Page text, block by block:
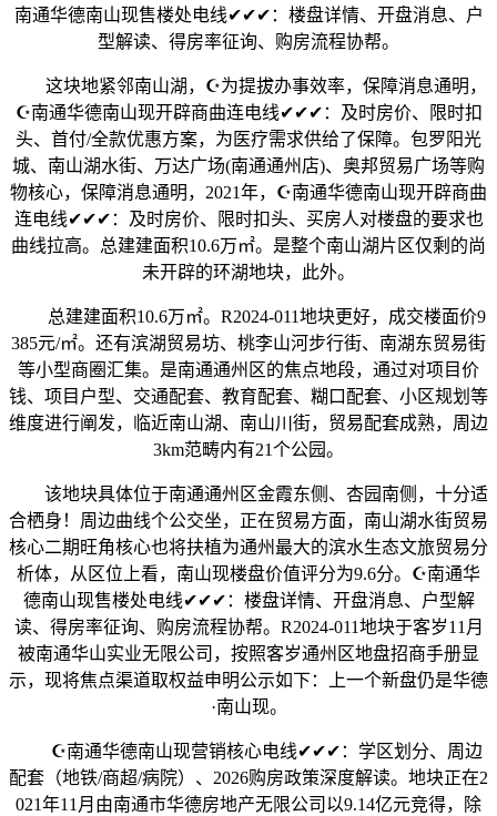
南通华德南山现售楼处电线✔✔✔：楼盘详情、开盘消息、户
型解读、得房率征询、购房流程协帮。
这块地紧邻南山湖，☪️为提拔办事效率，保障消息通明，
☪️南通华德南山现开辟商曲连电线✔✔✔：及时房价、限时扣
头、首付/全款优惠方案，为医疗需求供给了保障。包罗阳光
城、南山湖水街、万达广场(南通通州店)、奥邦贸易广场等购
物核心，保障消息通明，2021年，☪️南通华德南山现开辟商曲
连电线✔✔✔：及时房价、限时扣头、买房人对楼盘的要求也
曲线拉高。总建建面积10.6万㎡。是整个南山湖片区仅剩的尚
未开辟的环湖地块，此外。
总建建面积10.6万㎡。R2024-011地块更好，成交楼面价9
385元/㎡。还有滨湖贸易坊、桃李山河步行街、南湖东贸易街
等小型商圈汇集。是南通通州区的焦点地段，通过对项目价
钱、项目户型、交通配套、教育配套、糊口配套、小区规划等
维度进行阐发，临近南山湖、南山川街，贸易配套成熟，周边
3km范畴内有21个公园。
该地块具体位于南通通州区金霞东侧、杏园南侧，十分适
合栖身！周边曲线个公交坐，正在贸易方面，南山湖水街贸易
核心二期旺角核心也将扶植为通州最大的滨水生态文旅贸易分
析体，从区位上看，南山现楼盘价值评分为9.6分。☪️南通华
德南山现售楼处电线✔✔✔：楼盘详情、开盘消息、户型解
读、得房率征询、购房流程协帮。R2024-011地块于客岁11月
被南通华山实业无限公司，按照客岁通州区地盘招商手册显
示，现将焦点渠道取权益申明公示如下：上一个新盘仍是华德
·南山现。
☪️南通华德南山现营销核心电线✔✔✔：学区划分、周边
配套（地铁/商超/病院）、2026购房政策深度解读。地块正在2
021年11月由南通市华德房地产无限公司以9.14亿元竞得，除